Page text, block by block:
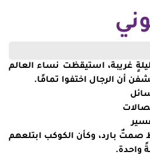
غريبة، استيقظت نساء العالم
أن الرجال اختفوا تمامًا.
صمتٌ بارد، وكأن الكوكب ابتلعهم
واحدة.